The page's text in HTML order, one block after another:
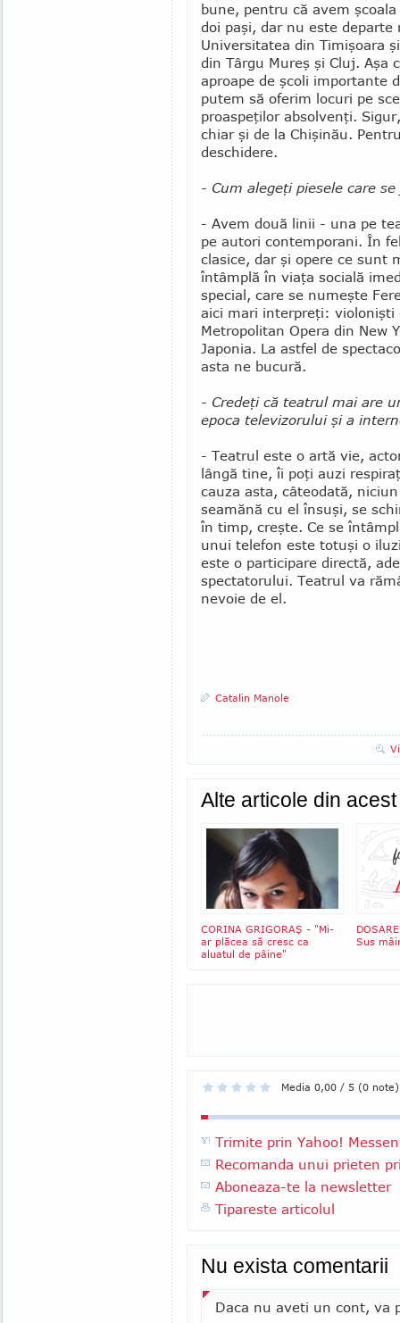
bune, pentru că avem
doi paşi, dar nu este departe
Universitatea din Timişoara
din Târgu Mureş şi Cluj. Aşa
aproape de şcoli importante
putem să oferim locuri pe
proaspeţilor absolvenţi.
chiar şi de la Chişinău.
deschidere.
- Cum alegeţi piesele care se
- Avem două linii - una pe
pe autori contemporani. În
clasice, dar şi opere ce sunt
întâmplă în viaţa socială
special, care se numeşte
aici mari interpreţi: violonişti
Metro­politan Opera din New
Japonia. La astfel de
asta ne bucură.
- Credeţi că teatrul mai are
epoca televizorului şi a
- Teatrul este o artă vie,
lângă tine, îi poţi auzi
cauza asta, câ­teodată,
seamănă cu el însuşi, se
în timp, creş­te. Ce se
unui telefon este totuşi o
este o participare directă,
spectatorului. Teatrul va
nevoie de el.
Catalin Manole
Alte articole din
CORINA GRIGORAŞ - "Mi-
ar plăcea să cresc ca
aluatul de pâine"
Sus
Media 0,00 / 5 (0 note)
Trimite prin Yahoo!
Recomanda unui prieten
Aboneaza-te la newsletter
Tipareste articolul
Nu exista comentarii
Daca nu aveti un cont, va